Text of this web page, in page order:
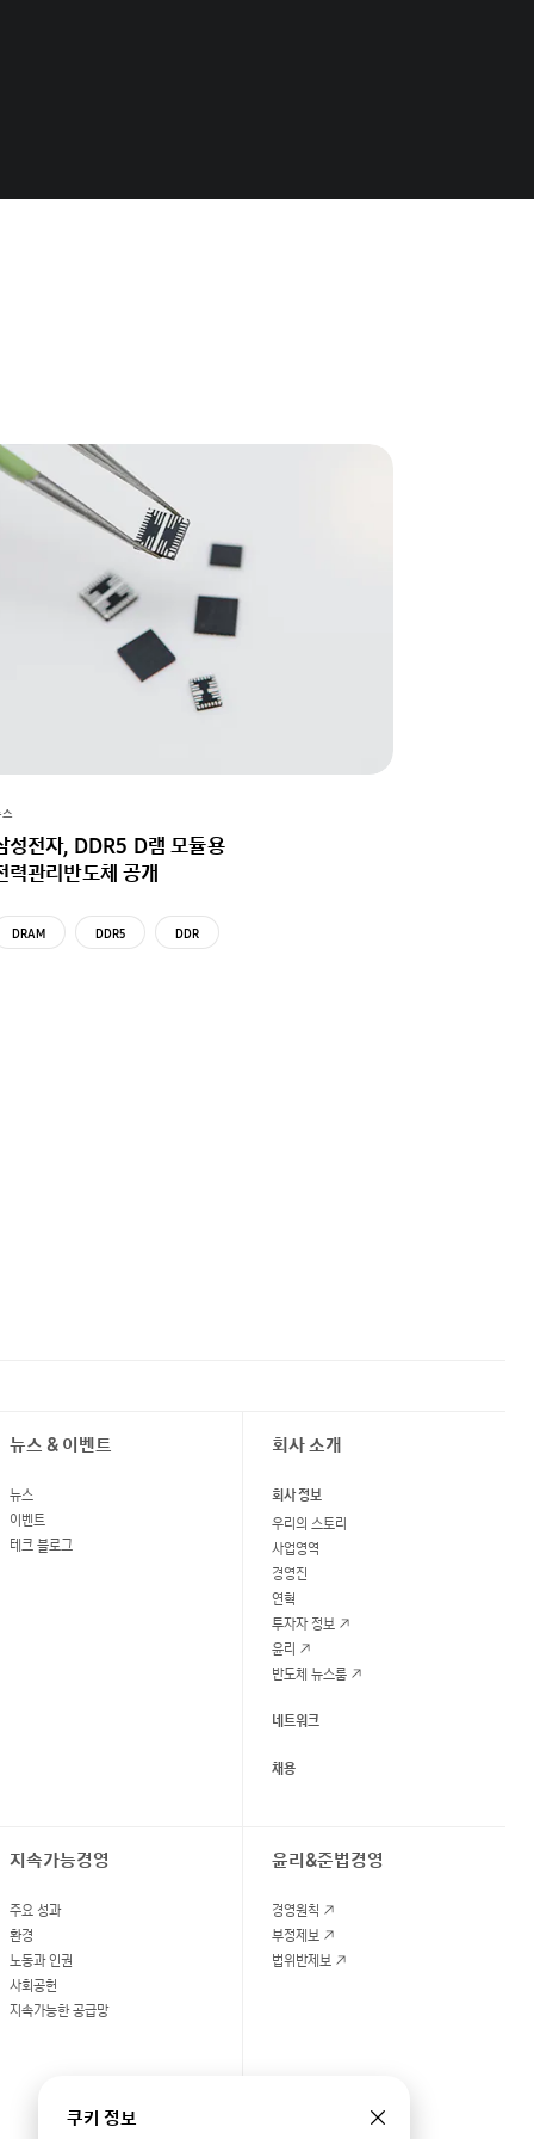
성전자, DDR5 D램 모듈용
력관리반도체 공개
DRAM DDR5 DDR
뉴스 & 이벤트
뉴스
이벤트
테크 블로그
지속가능경영
주요 성과
환경
노동과 인권
사회공헌
지속가능한 공급망
회사 소개
회사 정보
우리의 스토리
사업영역
경영진
연혁
투자자 정보
윤리
반도체 뉴스룸
네트워크
채용
윤리&준법경영
경영원칙
부정제보
법위반제보
쿠키 정보